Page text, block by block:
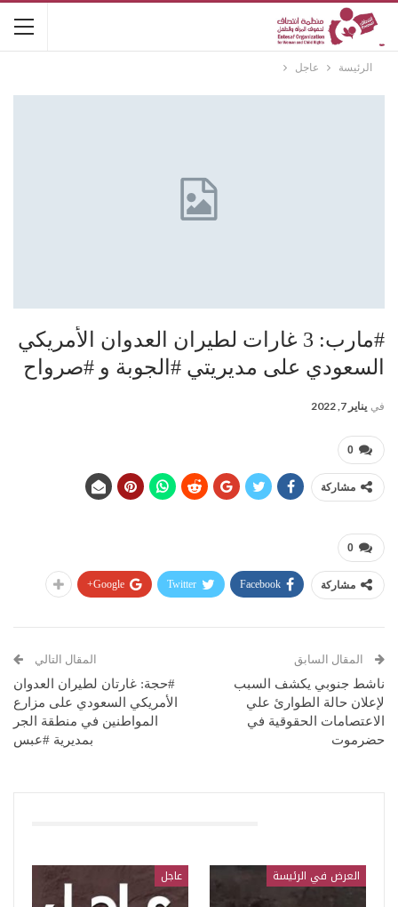
الرئيسة عاجل
#مارب: 3 غارات لطيران العدوان الأمريكي
السعودي على مديريتي #الجوبة و #صرواح
في يناير 7, 2022
0
مشاركة
0
مشاركة Facebook
Twitter
Google+
المقال السابق
ناشط جنوبي يكشف السبب
لإعلان حالة الطوارئ علي
الاعتصامات الحقوقية في
حضرموت
المقال التالي
#حجة: غارتان لطيران العدوان
الأمريكي السعودي على مزارع
المواطنين في منطقة الجر
بمديرية #عبس
العرض في الرئيسة عاجل